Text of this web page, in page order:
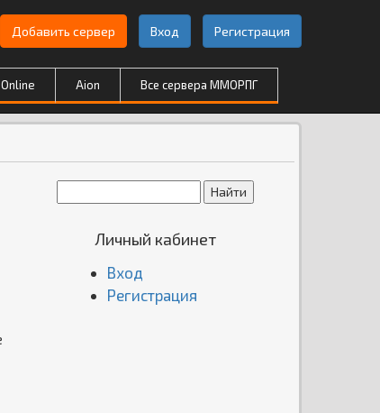
Добавить сервер Вход Регистрация
Aion Все сервера ММОРПГ
Личный кабинет
Вход
Регистрация